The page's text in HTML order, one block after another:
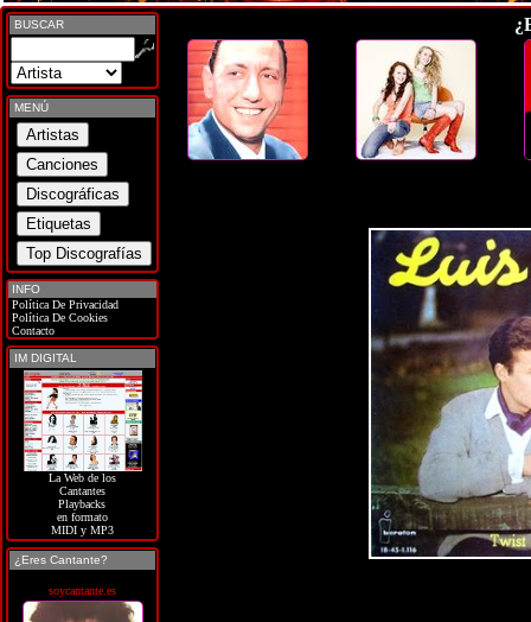
BUSCAR
MENÚ
INFO
Política De Privacidad
Política De Cookies
Contacto
IM DIGITAL
La Web de los
Cantantes
Playbacks
en formato
MIDI y MP3
¿Eres Cantante?
soycantante.es